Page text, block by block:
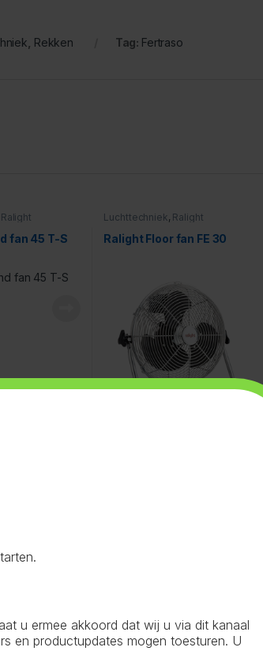
Rekken Tag: Fertraso
Ralight
fan 45 T-S
Luchttechniek, Ralight
Ralight Floor fan FE 30
u ermee akkoord dat wij u via dit kanaal
en productupdates mogen toesturen. U